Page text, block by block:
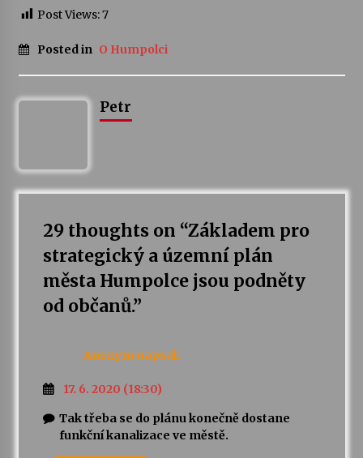
Post Views:7
Posted in O Humpolci
Petr
29 thoughts on “Základem pro
strategický a územní plán
města Humpolce jsou podněty
od občanů.”
Anonym napsal:
17. 6. 2020 (18:30)
Tak třeba se do plánu konečně dostane
funkční kanalizace ve městě.